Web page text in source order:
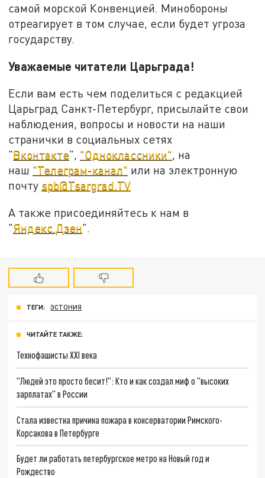
самой морской Конвенцией. Минобороны
отреагирует в том случае, если будет угроза
государству.
Уважаемые читатели Царьграда!
Если вам есть чем поделиться с редакцией
Царьград Санкт-Петербург, присылайте свои
наблюдения, вопросы и новости на наши
странички в социальных сетях
"Вконтакте", "Одноклассники", на
наш "Телеграм-канал" или на электронную
почту spb@Tsargrad.TV
А также присоединяйтесь к нам в
"Яндекс.Дзен".
ТЕГИ: ЭСТОНИЯ
ЧИТАЙТЕ ТАКЖЕ:
Технофашисты XXI века
"Людей это просто бесит!": Кто и как создал миф о "высоких
зарплатах" в России
Стала известна причина пожара в консерватории Римского-
Корсакова в Петербурге
Будет ли работать петербургское метро на Новый год и
Рождество